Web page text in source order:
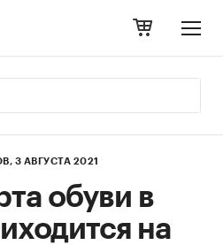
3 АВГУСТА 2021
обуви в
на